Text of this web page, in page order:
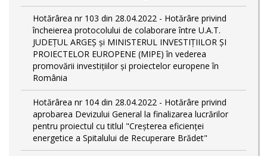
Hotărârea nr 103 din 28.04.2022 - Hotărâre privind
încheierea protocolului de colaborare între U.A.T.
JUDEȚUL ARGEȘ și MINISTERUL INVESTIȚIILOR ȘI
PROIECTELOR EUROPENE (MIPE) în vederea
promovării investițiilor și proiectelor europene în
România
Hotărârea nr 104 din 28.04.2022 - Hotărâre privind
aprobarea Devizului General la finalizarea lucrărilor
pentru proiectul cu titlul "Creșterea eficienței
energetice a Spitalului de Recuperare Brădet"